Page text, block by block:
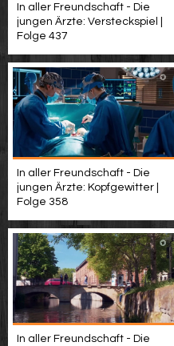
In aller Freundschaft - Die
jungen Ärzte: Versteckspiel |
Folge 437
In aller Freundschaft - Die
jungen Ärzte: Kopfgewitter |
Folge 358
In aller Freundschaft - Die